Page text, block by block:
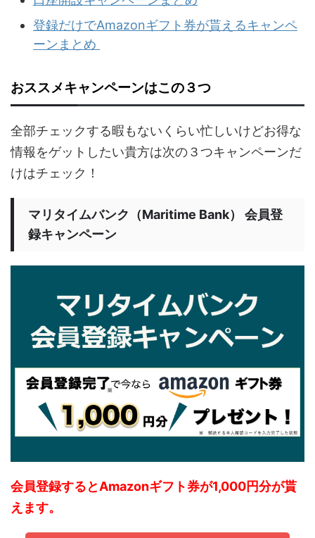
登録だけでAmazonギフト券が貰えるキャンペ
ーンまとめ
おススメキャンペーンはこの３つ
全部チェックする暇もないくらい忙しいけどお得な
情報をゲットしたい貴方は次の３つキャンペーンだ
けはチェック！
マリタイムバンク（Maritime Bank） 会員登
録キャンペーン
会員登録するとAmazonギフト券が1,000円分が貰
えます。